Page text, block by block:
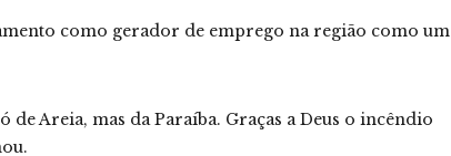
como gerador de emprego na região como um
Areia, mas da Paraíba. Graças a Deus o incêndio